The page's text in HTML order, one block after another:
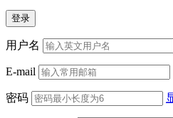
用户名
E-mail
密码